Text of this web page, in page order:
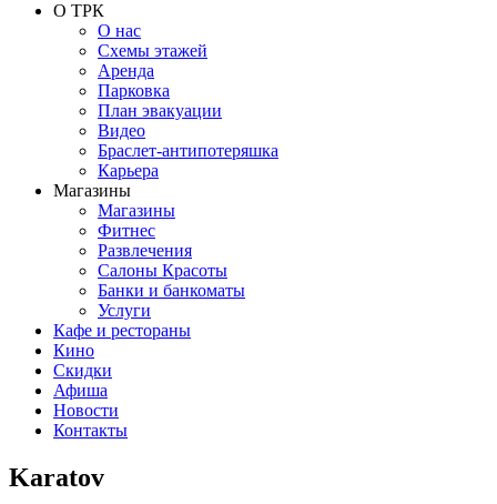
О ТРК
О нас
Схемы этажей
Аренда
Парковка
План эвакуации
Видео
Браслет-антипотеряшка
Карьера
Магазины
Магазины
Фитнес
Развлечения
Салоны Красоты
Банки и банкоматы
Услуги
Кафе и рестораны
Кино
Скидки
Афиша
Новости
Контакты
Karatov